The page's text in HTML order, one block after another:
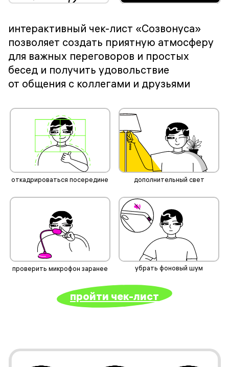
интерактивный чек-лист «Созвонуса»
позволяет создать приятную атмосферу
для важных переговоров и простых
бесед и получить удовольствие
от общения с коллегами и друзьями
откадрироваться посередине дополнительный свет
проверить микрофон заранее убрать фоновый шум
пройти чек-лист